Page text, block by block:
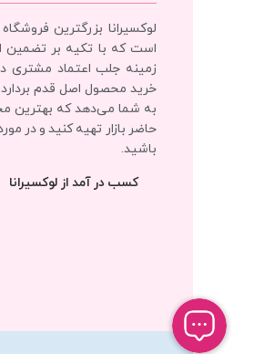
لوکسیرانا بزرگترین
است که با تکیه بر تضمین
زمینه جلب اعتماد مشتری
خرید محصول اصل قدم بردارد.
به شما می‌دهد که بهترین
حاضر بازار تهیه کنید و در
باشید.
کسب در آمد از لوکسیرانا